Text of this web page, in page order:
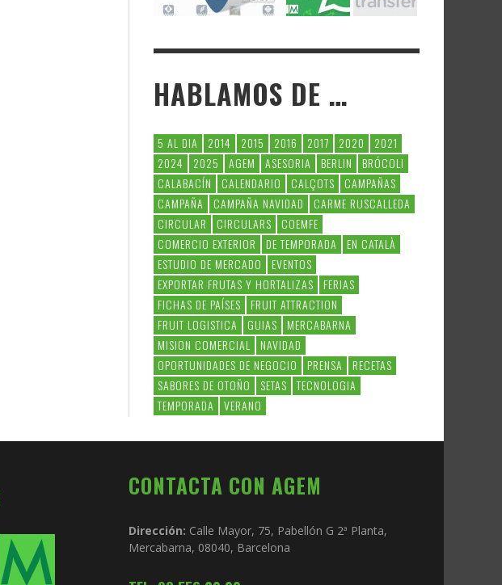
HABLAMOS DE …
5 AL DIA 2014 2015 2016 2017 2020
2021
2024
2025 AGEM ASESORIA BERLIN
BRÓCOLI
CALABACÍN
CALENDARIO CALÇOTS
CAMPAÑAS
CAMPAÑA
CAMPAÑA NAVIDAD
CARME RUSCALLEDA
CIRCULAR
CIRCULARS
COEMFE
COMERCIO EXTERIOR
DE TEMPORADA
EN CATALÀ
ESTUDIO DE MERCADO
EVENTOS
EXPORTAR FRUTAS Y HORTALIZAS
FERIAS
FICHAS DE PAÍSES
FRUIT ATTRACTION
FRUIT LOGISTICA
GUIAS
MERCABARNA
MISION COMERCIAL
NAVIDAD
OPORTUNIDADES DE NEGOCIO
PRENSA
RECETAS
SABORES DE OTOÑO
SETAS
TECNOLOGIA
TEMPORADA
VERANO
CONTACTA CON AGEM
Dirección: Calle Mayor, 75, Pabellón G 2ª Planta,
Mercabarna, 08040, Barcelona